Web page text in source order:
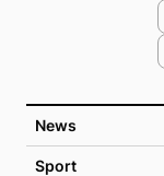
News
Sport